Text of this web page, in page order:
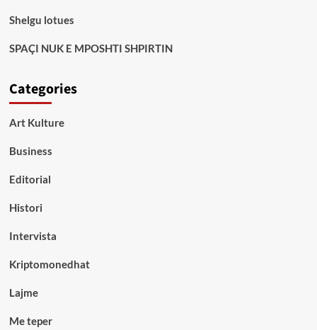
Shelgu lotues
SPAÇI NUK E MPOSHTI SHPIRTIN
Categories
Art Kulture
Business
Editorial
Histori
Intervista
Kriptomonedhat
Lajme
Me teper